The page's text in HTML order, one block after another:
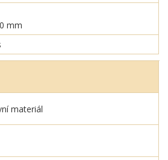
mm
materiál